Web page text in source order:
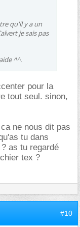
qu'il y a un
je sais pas
^^.
pour la
tout seul. sinon,
ne nous dit pas
tu dans
as tu regardé
tex ?
#10